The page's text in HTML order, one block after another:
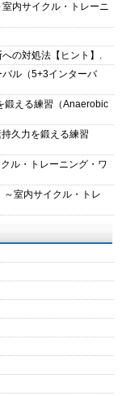
内サイクル・トレーニ
の対処法【ヒント】.
ル（5+3インターバ
える練習（Anaerobic
久力を鍛える練習
ル・トレーニング・ワ
室内サイクル・トレ